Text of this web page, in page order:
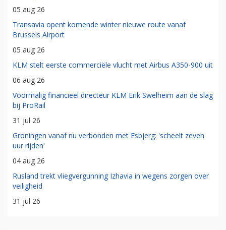
05 aug 26
Transavia opent komende winter nieuwe route vanaf
Brussels Airport
05 aug 26
KLM stelt eerste commerciële vlucht met Airbus A350-900 uit
06 aug 26
Voormalig financieel directeur KLM Erik Swelheim aan de slag
bij ProRail
31 jul 26
Groningen vanaf nu verbonden met Esbjerg: 'scheelt zeven
uur rijden'
04 aug 26
Rusland trekt vliegvergunning Izhavia in wegens zorgen over
veiligheid
31 jul 26